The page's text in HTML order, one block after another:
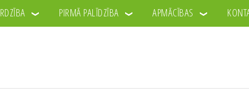
PIRMĀ PALĪDZĪBA APMĀCĪBAS